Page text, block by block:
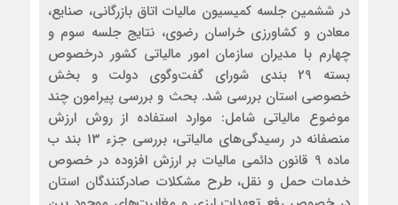
در ششمین جلسه کمیسیون مالیات اتاق بازرگانی، صنایع،
معادن و کشاورزی خراسان رضوی، نتایج جلسه سوم و
چهارم با مدیران سازمان امور مالیاتی کشور درخصوص
بسته 29 بندی شورای گفت‌وگوی دولت و بخش
خصوصی استان بررسی شد. بحث و بررسی پیرامون چند
موضوع مالیاتی شامل: موارد استفاده از روش ارزش
منصفانه در رسیدگی‌های مالیاتی، بررسی جزء 13 بند ب
ماده 9 قانون دائمی مالیات بر ارزش افزوده در خصوص
خدمات حمل و نقل، طرح مشکلات صادرکنندگان استان